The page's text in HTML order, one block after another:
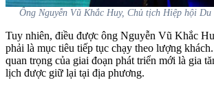
Ông Nguyễn Vũ Khắc Huy, Chủ tịch Hiệp hội
Tuy nhiên, điều được ông Nguyễn Vũ Khắc
phải là mục tiêu tiếp tục chạy theo lượng
quan trọng của giai đoạn phát triển mới là gia
lịch được giữ lại tại địa phương.